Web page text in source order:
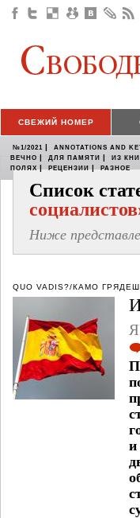
СВЕЖИЙ НОМЕР
№1/2021 | ANNOTATIONS AND
ВЕЧНО | ДЛЯ ПАМЯТИ | ИЗ
ПОЛЯХ | РЕЦЕНЗИИ | РАЗНОЕ
Список
Ниже
QUO VADIS?/КАМО
и